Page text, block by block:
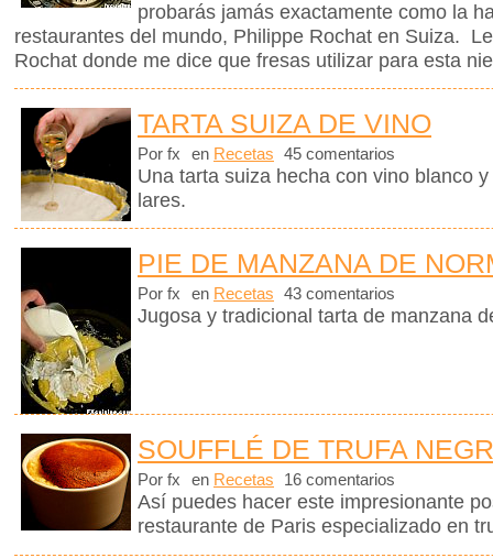
probarás jamás exactamente como la
restaurantes del mundo, Philippe Rochat en Suiza.
Rochat donde me dice que fresas utilizar para esta
TARTA SUIZA DE VINO
Por fx en Recetas 45 comentarios
Una tarta suiza hecha con vino blanco
lares.
PIE DE MANZANA DE
Por fx en Recetas 43 comentarios
Jugosa y tradicional tarta de manzana
SOUFFLÉ DE TRUFA
Por fx en Recetas 16 comentarios
Así puedes hacer este impresionante
restaurante de Paris especializado en